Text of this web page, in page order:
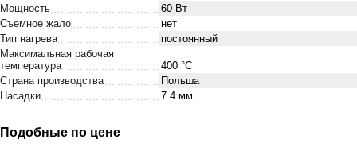
Мощность
60 Вт
Съемное жало
нет
Тип нагрева
постоянный
Максимальная рабочая
температура
400 °C
Страна производства
Польша
Насадки
7.4 мм
Подобные по цене